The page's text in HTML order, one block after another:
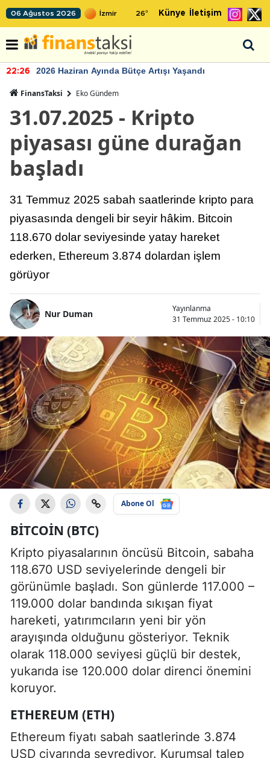
06 Ağustos 2026 26° Künye İletişim
22:26 2026 Haziran Ayında Bütçe Artışı Yaşandı
FinansTaksi Eko Gündem
31.07.2025 - Kripto
piyasası güne durağan
başladı
31 Temmuz 2025 sabah saatlerinde kripto para
piyasasında dengeli bir seyir hâkim. Bitcoin
118.670 dolar seviyesinde yatay hareket
ederken, Ethereum 3.874 dolardan işlem
görüyor
Nur Duman
Yayınlanma
31 Temmuz 2025 - 10:10
Abone Ol
BITCOIN (BTC)
Kripto piyasalarının öncüsü Bitcoin, sabaha
118.670 USD seviyelerinde dengeli bir
görünümle başladı. Son günlerde 117.000 –
119.000 dolar bandında sıkışan fiyat
hareketi, yatırımcıların yeni bir yön
arayışında olduğunu gösteriyor. Teknik
olarak 118.000 seviyesi güçlü bir destek,
yukarıda ise 120.000 dolar direnci önemini
koruyor.
ETHEREUM (ETH)
Ethereum fiyatı sabah saatlerinde 3.874
USD civarında seyrediyor. Kurumsal talep